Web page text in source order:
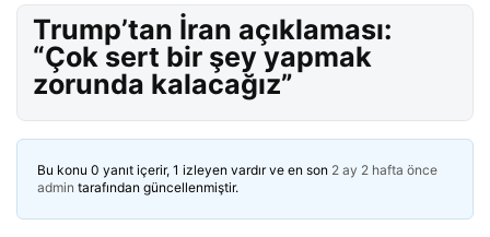
Trump’tan İran açıklaması:
“Çok sert bir şey yapmak
zorunda kalacağız”
Bu konu 0 yanıt içerir, 1 izleyen vardır ve en son 2 ay 2 hafta önce
admin tarafından güncellenmiştir.